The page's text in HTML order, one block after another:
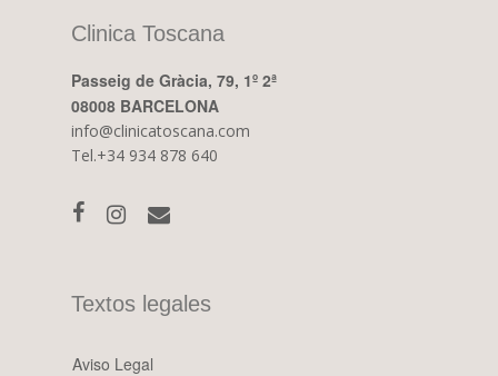
Clinica Toscana
Passeig de Gràcia, 79, 1º 2ª
08008 BARCELONA
info@clinicatoscana.com
Tel.+34 934 878 640
Textos legales
Aviso Legal